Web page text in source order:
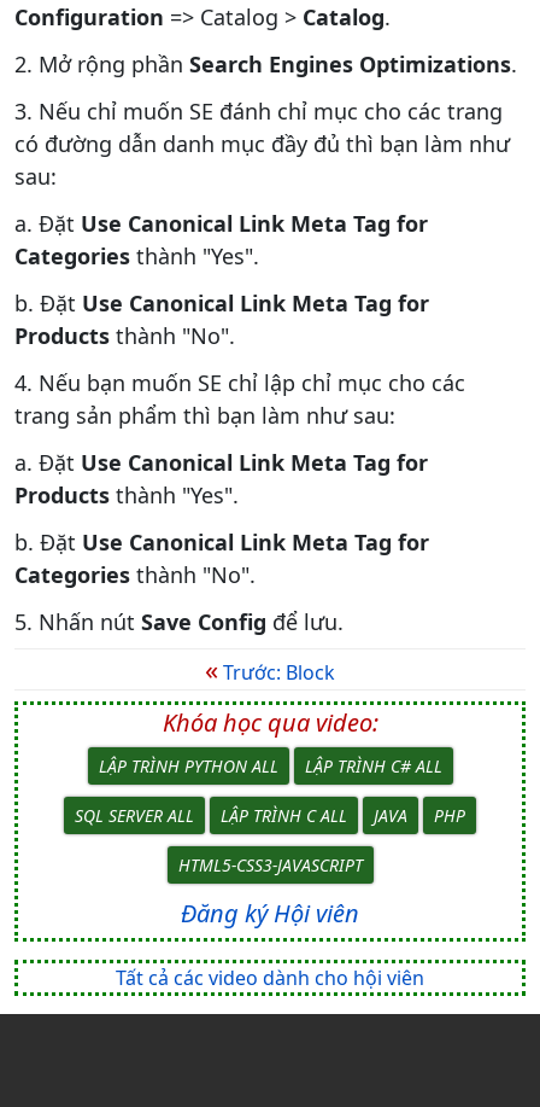
Configuration => Catalog > Catalog.
2. Mở rộng phần Search Engines Optimizations.
3. Nếu chỉ muốn SE đánh chỉ mục cho các trang
có đường dẫn danh mục đầy đủ thì bạn làm như
sau:
a. Đặt Use Canonical Link Meta Tag for
Categories thành "Yes".
b. Đặt Use Canonical Link Meta Tag for
Products thành "No".
4. Nếu bạn muốn SE chỉ lập chỉ mục cho các
trang sản phẩm thì bạn làm như sau:
a. Đặt Use Canonical Link Meta Tag for
Products thành "Yes".
b. Đặt Use Canonical Link Meta Tag for
Categories thành "No".
5. Nhấn nút Save Config để lưu.
«Trước: Block
Khóa học qua video:
LẬP TRÌNH PYTHON ALL LẬP TRÌNH C# ALL
SQL SERVER ALL LẬP TRÌNH C ALL JAVA PHP
HTML5-CSS3-JAVASCRIPT
Đăng ký Hội viên
Tất cả các video dành cho hội viên